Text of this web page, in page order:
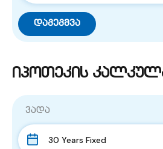
იპოთეკის
ვადა
30 Years Fixed